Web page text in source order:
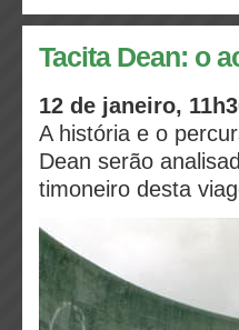
Tacita Dean: o
12 de janeiro,
A história e o
Dean serão
timoneiro desta